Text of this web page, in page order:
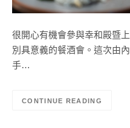
很開心有機會參與幸和殿暨
別具意義的餐酒會。這次由
手…
CONTINUE READING